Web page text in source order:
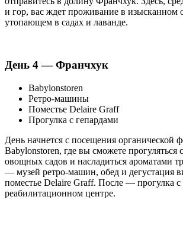
и гор, вас ждет проживание в изысканном
утопающем в садах и лаванде.
День 4 — Франчхук
Babylonstoren
Ретро-машины
Поместье Delaire Graff
Прогулка с гепардами
День начнется с посещения органической
Babylonstoren, где вы сможете прогуляться
овощных садов и насладиться ароматами
— музей ретро-машин, обед и дегустация
поместье Delaire Graff. После — прогулка с
реабилитационном центре.